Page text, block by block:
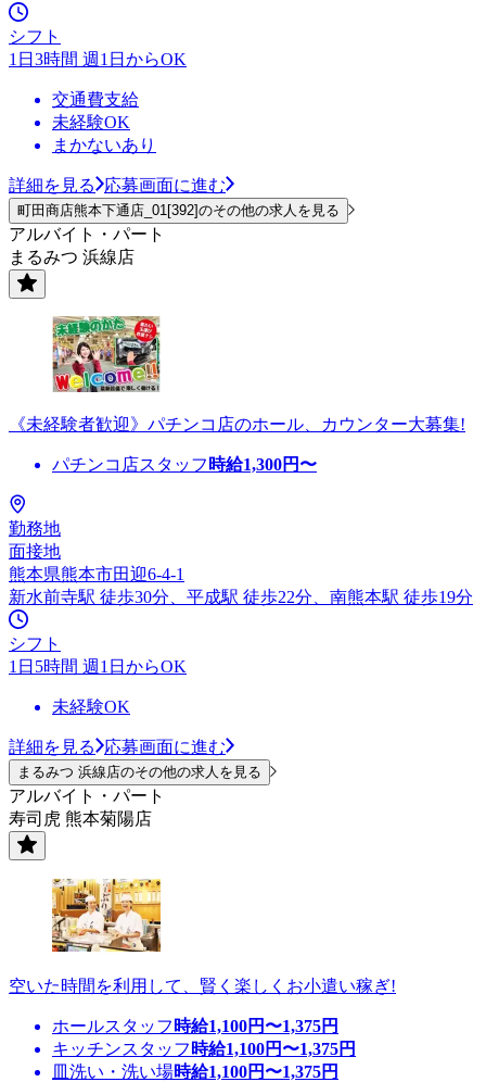
シフト
1日3時間 週1日からOK
交通費支給
未経験OK
まかないあり
詳細を見る 応募画面に進む
町田商店熊本下通店_01[392]のその他の求人を見る
アルバイト・パート
まるみつ 浜線店
《未経験者歓迎》パチンコ店のホール、カウンター大募集!
パチンコ店スタッフ 時給1,300円〜
勤務地
面接地
熊本県熊本市田迎6-4-1
新水前寺駅 徒歩30分、平成駅 徒歩22分、南熊本駅 徒歩19分
シフト
1日5時間 週1日からOK
未経験OK
詳細を見る 応募画面に進む
まるみつ 浜線店のその他の求人を見る
アルバイト・パート
寿司虎 熊本菊陽店
空いた時間を利用して、賢く楽しくお小遣い稼ぎ!
ホールスタッフ 時給1,100円〜1,375円
キッチンスタッフ 時給1,100円〜1,375円
皿洗い・洗い場時給1,100円〜1,375円